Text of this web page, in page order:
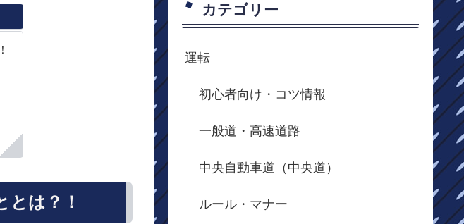
は？！
カテゴリー
運転
初心者向け・コツ情報
一般道・高速道路
中央自動車道（中央道）
ルール・マナー